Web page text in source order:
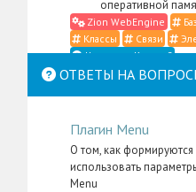
оперативной
Zion WebEngine
Классы
Связи
Что такое Классы?
Zion WebEngine
контентом, элемент
меню
, а также
скрипты и CSS-
ОТВЕТЫ НА
Плагин Menu
О том, как
использовать
Menu